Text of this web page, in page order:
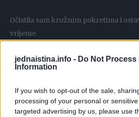
jednaistina.info - Do Not Process
Information
If you wish to opt-out of the sale,
processing of your personal or
targeted advertising by us, please use
Očistila sam kružnim pokretima i
vrijeme.
Zatim sam isprala vodom u kojoj
limunske kiseline.
To je to, pukotine kao nove.